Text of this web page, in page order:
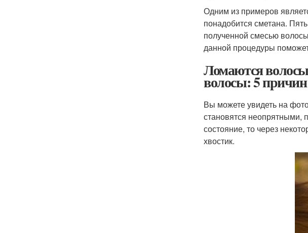
Одним из примеров
понадобится сметана.
полученной смесью
данной процедуры
Ломаются
волосы: 5 причин
Вы можете увидеть на
становятся неопрятными,
состояние, то через
хвостик.